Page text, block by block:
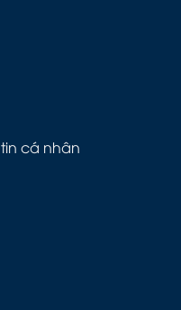
cá nhân